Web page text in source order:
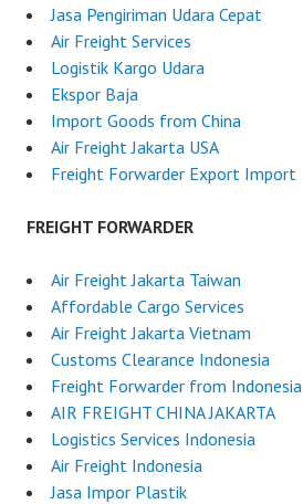
Jasa Pengiriman Udara Cepat
Air Freight Services
Logistik Kargo Udara
Ekspor Baja
Import Goods from China
Air Freight Jakarta USA
Freight Forwarder Export Import
FREIGHT FORWARDER
Air Freight Jakarta Taiwan
Affordable Cargo Services
Air Freight Jakarta Vietnam
Customs Clearance Indonesia
Freight Forwarder from Indonesia
AIR FREIGHT CHINA JAKARTA
Logistics Services Indonesia
Air Freight Indonesia
Jasa Impor Plastik